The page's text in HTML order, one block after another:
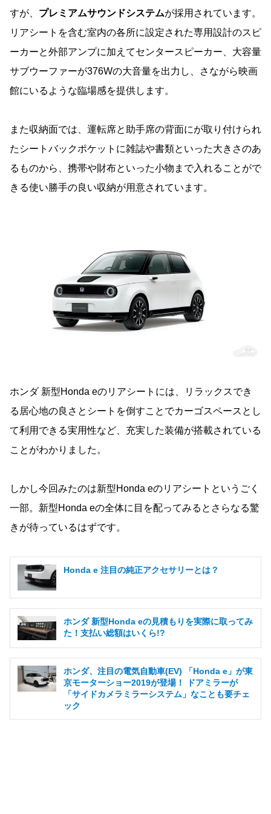
すが、 プレミアムサウンドシステムが採用されています。
リアシートを含む室内の各所に設定された専用設計のスピ
ーカーと外部アンプに加えてセンタースピーカー、大容量
サブウーファーが376Wの大音量を出力し、さながら映画
館にいるような臨場感を提供します。
また収納面では、運転席と助手席の背面にが取り付けられ
たシートバックポケットに雑誌や書類といった大きさのあ
るものから、携帯や財布といった小物まで入れることがで
きる使い勝手の良い収納が用意されています。
ホンダ 新型Honda eのリアシートには、リラックスでき
る居心地の良さとシートを倒すことでカーゴスペースとし
て利用できる実用性など、充実した装備が搭載されている
ことがわかりました。
しかし今回みたのは新型Honda eのリアシートというごく
一部。新型Honda eの全体に目を配ってみるとさらなる驚
きが待っているはずです。
Honda e 注目の純正アクセサリーとは？
ホンダ 新型Honda eの見積もりを実際に取ってみ
た！支払い総額はいくら!?
ホンダ、注目の電気自動車(EV) 「Honda e」が東
京モーターショー2019が登場！ ドアミラーが
「サイドカメラミラーシステム」なことも要チェ
ック